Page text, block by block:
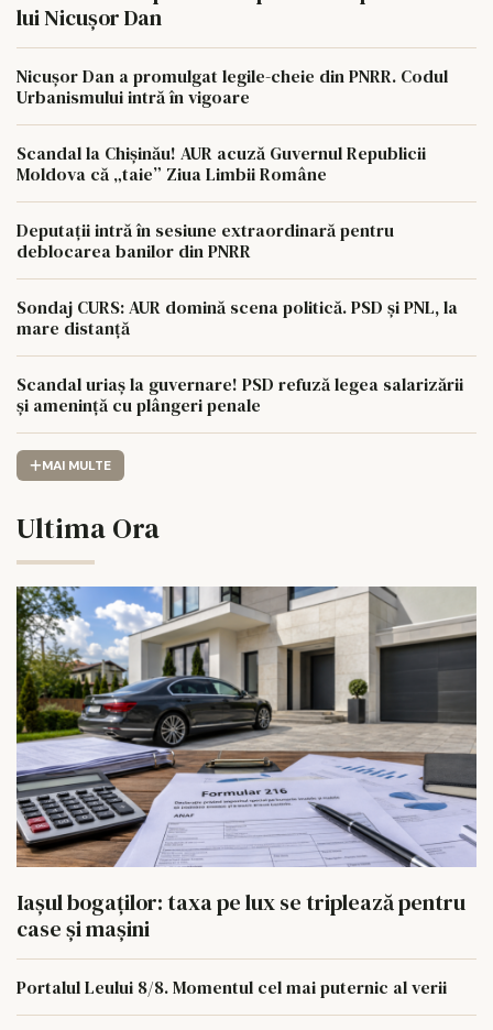
lui Nicușor Dan
Nicușor Dan a promulgat legile-cheie din PNRR. Codul
Urbanismului intră în vigoare
Scandal la Chișinău! AUR acuză Guvernul Republicii
Moldova că „taie” Ziua Limbii Române
Deputații intră în sesiune extraordinară pentru
deblocarea banilor din PNRR
Sondaj CURS: AUR domină scena politică. PSD și PNL, la
mare distanță
Scandal uriaș la guvernare! PSD refuză legea salarizării
și amenință cu plângeri penale
MAI MULTE
Ultima Ora
Iașul bogaților: taxa pe lux se triplează pentru
case și mașini
Portalul Leului 8/8. Momentul cel mai puternic al verii